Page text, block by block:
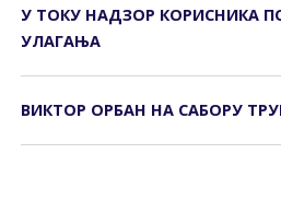
У ТОКУ НАДЗОР КОРИСНИКА
УЛАГАЊА
ВИКТОР ОРБАН НА САБОРУ